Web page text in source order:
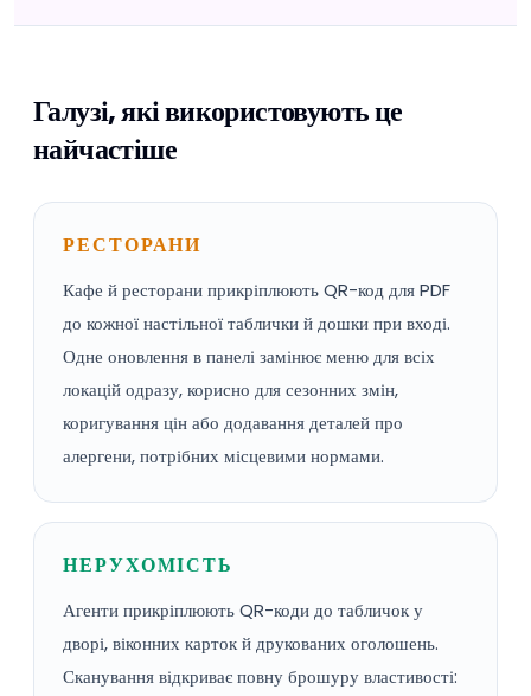
Галузі, які використовують це
найчастіше
РЕСТОРАНИ
Кафе й ресторани прикріплюють QR-код для PDF
до кожної настільної таблички й дошки при вході.
Одне оновлення в панелі замінює меню для всіх
локацій одразу, корисно для сезонних змін,
коригування цін або додавання деталей про
алергени, потрібних місцевими нормами.
НЕРУХОМІСТЬ
Агенти прикріплюють QR-коди до табличок у
дворі, віконних карток й друкованих оголошень.
Сканування відкриває повну брошуру властивості: